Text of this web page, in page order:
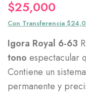
$25,000
Con Transferencia
Igora Royal 6-63
tono espectacular
Contiene un
permanente y